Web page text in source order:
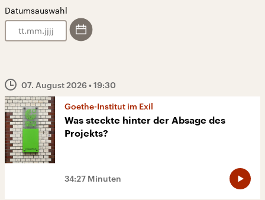
Datumsauswahl
.
.
07. August 2026• 19:30
Goethe-Institut im Exil
Was steckte hinter der Absage des
Projekts?
34:27 Minuten